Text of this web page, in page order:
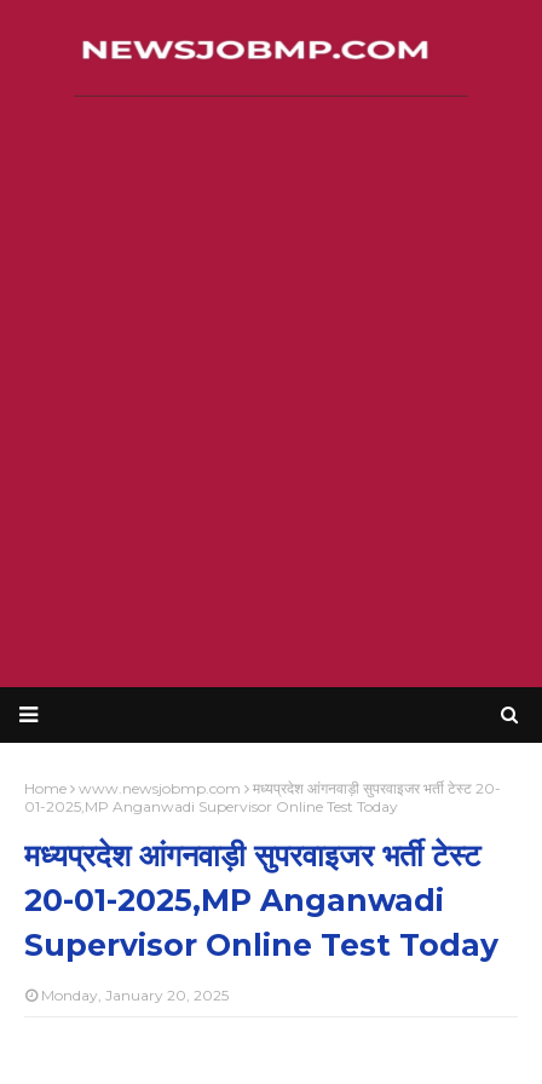
Home www.newsjobmp.com
मध्यप्रदेश आंगनवाड़ी सुपरवाइजर भर्ती टेस्ट 20-
01-2025,MP Anganwadi Supervisor Online Test Today
मध्यप्रदेश आंगनवाड़ी सुपरवाइजर भर्ती टेस्ट
20-01-2025,MP Anganwadi
Supervisor Online Test Today
Monday, January 20, 2025